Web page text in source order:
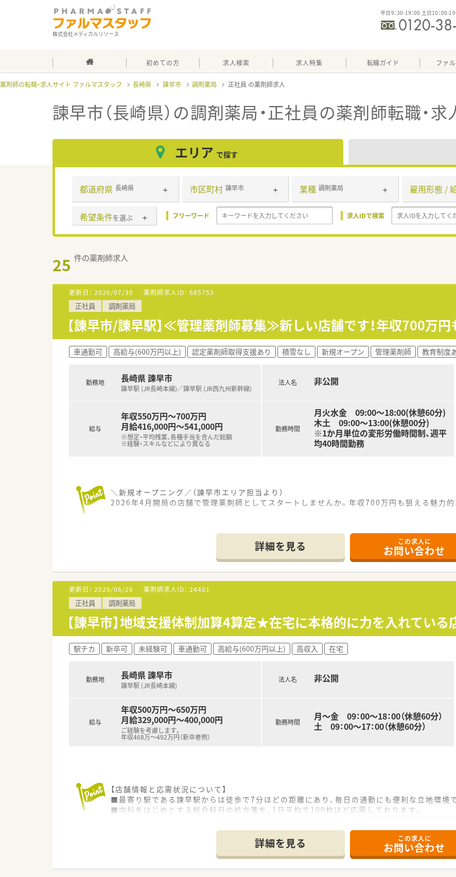
株式会社メディカルリソース
平日9：30-19：00 土日10：00-19
初めての方 求人検索 求人特集 転職ガイド ファ
薬剤師の転職・求人サイト ファルマスタッフ 長崎県 諫早市 調剤薬局 正社員
諫早市（長崎県）の調剤薬局・正社員の薬剤師転職・
エリア で探す
都道府県 長崎県 市区町村 諫早市 業種 調剤薬局 雇用形態 /
希望条件を選ぶ フリーワード 求人IDで検索
25 件の薬剤師求人
更新日： 2026/07/30 薬剤師求人ID： 685753
正社員 調剤薬局
【諫早市/諫早駅】≪管理薬剤師募集≫新しい店舗です！年収700万
車通勤可 高給与(600万円以上) 認定薬剤師取得支援あり 積雪なし 新規オープン 管理薬剤師 教育制度
勤務地 長崎県 諫早市
諫早駅 (JR長崎本線)／諫早駅 (JR西九州新幹線)
給与
年収550万円～700万円
月給416,000円～541,000円
※想定・平均残業、各種手当を含んだ総額
※経験・スキルなどにより異なる
法人名 非公開
勤務時間
月火水金 09:00～18:00(休憩60分)
木土 09:00～13:00(休憩00分)
※1か月単位の変形労働時間制、週平
均40時間勤務
＼新規オープニング／（諫早市エリア担当より）
2026年4月開局の店舗で管理薬剤師としてスタートしませんか。年収700万円も狙える魅力的
■小児科の服薬指導に親身に対応でき、患者様やスタッフと円滑な対話ができる方が適してい
■創業100周年を迎えた伝統ある薬局グループで、安定した経営基盤を誇っております。
■熊本県や長崎県を中心に21店舗を展開しており、毎年着実に新規出店を重ねています。
■月1回の全店オンライン会議やe-ラーニング等、薬剤師の育成に力を注いでいます。
【こんな方にオススメ】
■新規オープンする調剤薬局で、ゼロから店舗作りを行いたい方にピッタリの求人です。
■これまでの管理薬剤師経験を活かして、年収700万円の高収入を目指したい方です。
■小児科調剤の経験を深めたい方や、手厚い教育体制のもとで学びたい方に最適です。
詳細を見る この求人に
お問い合わせ
更新日： 2026/06/26 薬剤師求人ID： 24401
正社員 調剤薬局
【諫早市】地域支援体制加算4算定★在宅に本格的に力を入れている
駅チカ 新卒可 未経験可 車通勤可 高給与(600万円以上) 高収入 在宅
勤務地 長崎県 諫早市
諫早駅 (JR長崎本線)
給与
年収500万円～650万円
月給329,000円～400,000円
ご経験を考慮します。
年収468万～492万円（新卒者例）
法人名 非公開
勤務時間
月～金 09：00～18：00（休憩60分）
土 09：00～17：00（休憩60分）
【店舗情報と応需状況について】
■最寄り駅である諫早駅からは徒歩で7分ほどの距離にあり、毎日の通勤にも便利な立地環境で
■内科をはじめとする総合科目の処方箋を、1日平均で100枚ほど応需しております。
■欠員補充に伴い、地域医療への貢献意欲が高く前向きに業務に取り組める方を募集していま
■年齢や性別に関わらず、経験に応じた柔軟な対応が可能で、幅広い層の方を歓迎しておりま
■特定の店舗だけでなく市内にある近隣店舗への応援にも、柔軟に対応できる方を求めていま
詳細を見る この求人に
お問い合わせ